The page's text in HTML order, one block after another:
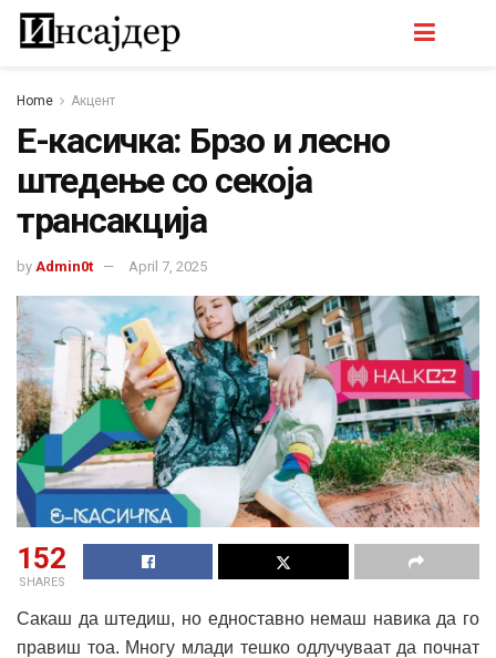
Home Акцент
Е-касичка: Брзо и лесно
штедење со секоја
трансакција
by Admin0t April 7, 2025
152
SHARES
Сакаш да штедиш, но едноставно немаш навика да го
правиш тоа. Многу млади тешко одлучуваат да почнат